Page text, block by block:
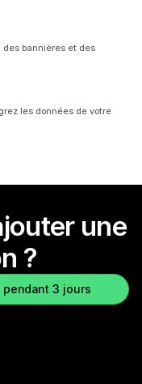
des bannières et des
les données de votre
une
?
3 jours